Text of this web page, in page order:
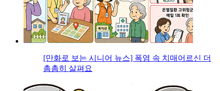
[만화로 보는 시니어 뉴스] 폭염 속 치매어르신 더
촘촘히 살펴요